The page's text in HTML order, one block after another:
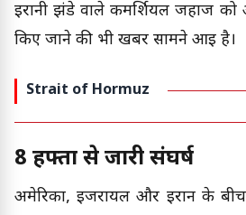
ईरानी झंडे वाले कमर्शियल जहाज को
किए जाने की भी खबर सामने आई है।
Strait of Hormuz
8 हफ्तों से जारी संघर्ष
अमेरिका, इजरायल और ईरान के